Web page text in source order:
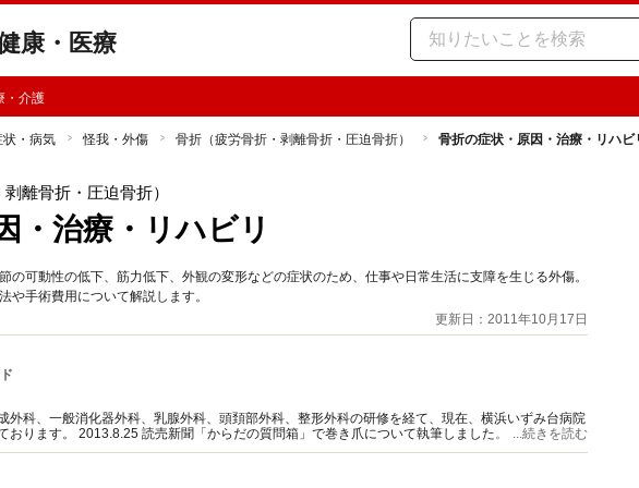
康・医療
・介護
状・病気 怪我・外傷 骨折（疲労骨折・剥離骨折・圧迫骨折） 骨折の症状・原因・治療・リハビ
離骨折・圧迫骨折）
・治療・リハビリ
の可動性の低下、筋力低下、外観の変形などの症状のため、仕事や日常生活に支障を生じる外傷。
や手術費用について解説します。
更新日：2011年10月17日
外科、一般消化器外科、乳腺外科、頭頚部外科、整形外科の研修を経て、現在、横浜いずみ台病院
おります。 2013.8.25 読売新聞「からだの質問箱」で巻き爪について執筆しました。 215.3.10 公
ンドローム」を執筆しました。
...続きを読む